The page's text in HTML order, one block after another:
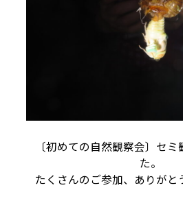
〔初めての自然観察会〕セ
た。
たくさんのご参加、ありがと